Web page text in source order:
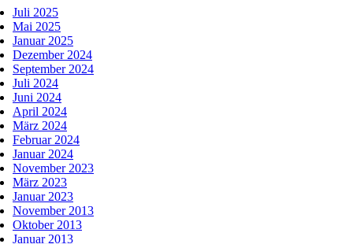
Juli 2025
Mai 2025
Januar 2025
Dezember 2024
September 2024
Juli 2024
Juni 2024
April 2024
März 2024
Februar 2024
Januar 2024
November 2023
März 2023
Januar 2023
November 2013
Oktober 2013
Januar 2013